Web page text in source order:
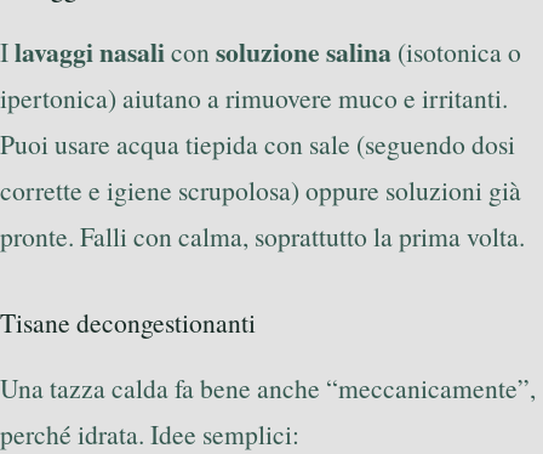
Ilavaggi nasaliconsoluzione salina (isotonica o
ipertonica) aiutano a rimuovere muco e irritanti.
Puoi usare acqua tiepida con sale (seguendo dosi
corrette e igiene scrupolosa) oppure soluzioni già
pronte. Falli con calma, soprattutto la prima volta.
Tisane decongestionanti
Una tazza calda fa bene anche “meccanicamente”,
perché idrata. Idee semplici: